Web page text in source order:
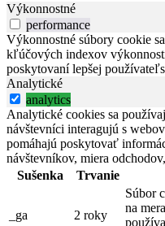
Výkonnostné
performance
Výkonnostné súbory cookie
kľúčových indexov
poskytovaní lepšej
Analytické
analytics
Analytické cookies sa
návštevníci interagujú s
pomáhajú poskytovať
návštevníkov, miera
Sušenka
Trvanie
_ga 2 roky
Súbor
na